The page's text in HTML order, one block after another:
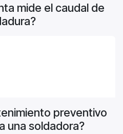
mide el caudal de
preventivo
una soldadora?